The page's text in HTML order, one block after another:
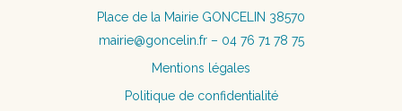
Place de la Mairie GONCELIN 38570
mairie@goncelin.fr – 04 76 71 78 75
Mentions légales
Politique de confidentialité